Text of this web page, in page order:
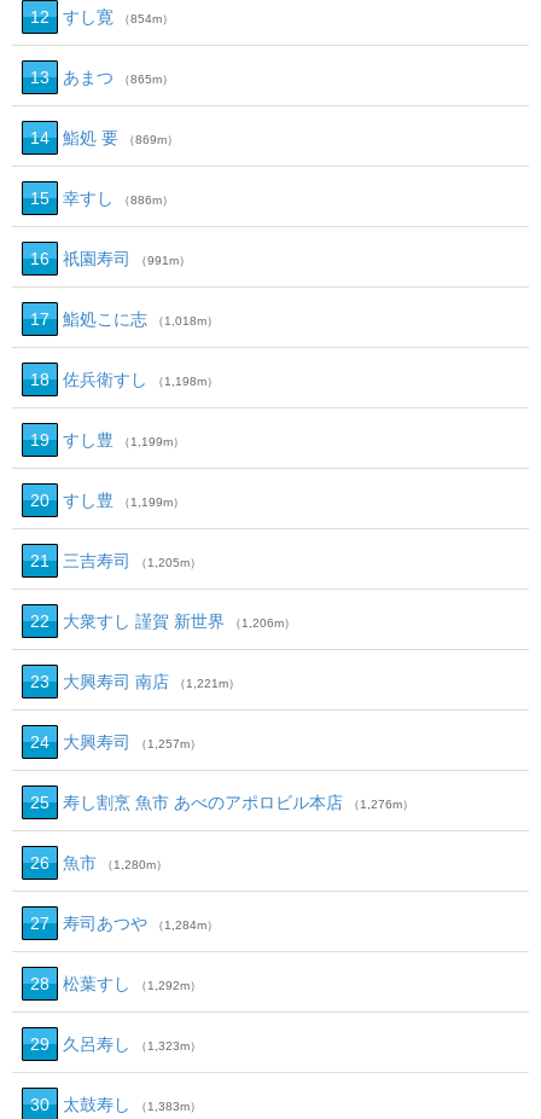
12 すし寛 （854m）
13 あまつ （865m）
14 鮨処 要 （869m）
15 幸すし （886m）
16 祇園寿司 （991m）
17 鮨処こに志 （1,018m）
18 佐兵衛すし （1,198m）
19 すし豊 （1,199m）
20 すし豊 （1,199m）
21 三吉寿司 （1,205m）
22 大衆すし 謹賀 新世界 （1,206m）
23 大興寿司 南店 （1,221m）
24 大興寿司 （1,257m）
25 寿し割烹 魚市 あべのアポロビル本店 （1,276m）
26 魚市 （1,280m）
27 寿司あつや （1,284m）
28 松葉すし （1,292m）
29 久呂寿し （1,323m）
30 太鼓寿し （1,383m）